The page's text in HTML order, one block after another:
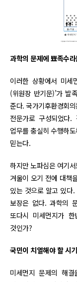
과학의 문제에 뾰족수
이러한 상황에서 미세
(위원장 반기문)’가 발
준다. 국가기후환경회
전문가로 구성되었다
업무를 충실히 수행하
믿는다.
하지만 노파심은 여기
겨울이 오기 전에 대책
있는 것으로 알고 있다
보장은 없다. 과학의
또다시 미세먼지가
것인가?
국민이 치열해야 할 시
미세먼지 문제의 해